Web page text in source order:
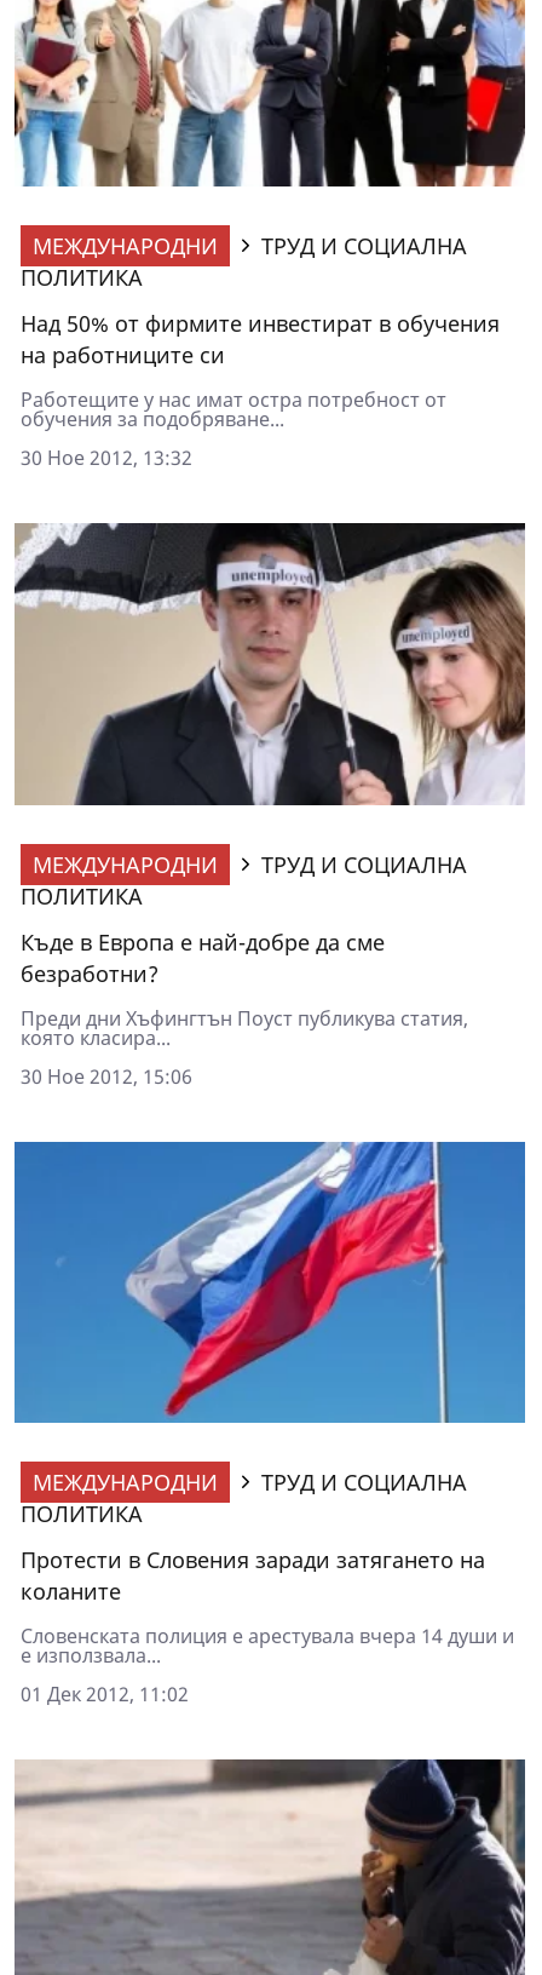
МЕЖДУНАРОДНИ
ТРУД И СОЦИАЛНА
ПОЛИТИКА
Над 50% от фирмите инвестират в обучения
на работниците си
Работещите у нас имат остра потребност от
обучения за подобряване...
30 Ное 2012, 13:32
МЕЖДУНАРОДНИ
ТРУД И СОЦИАЛНА
ПОЛИТИКА
Къде в Европа е най-добре да сме
безработни?
Преди дни Хъфингтън Поуст публикува статия,
която класира...
30 Ное 2012, 15:06
МЕЖДУНАРОДНИ
ТРУД И СОЦИАЛНА
ПОЛИТИКА
Протести в Словения заради затягането на
коланите
Словенската полиция е арестувала вчера 14 души и
е използвала...
01 Дек 2012, 11:02